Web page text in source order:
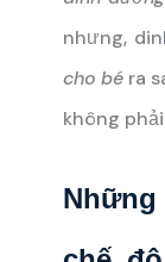
nhưng,
cho bé ra
không